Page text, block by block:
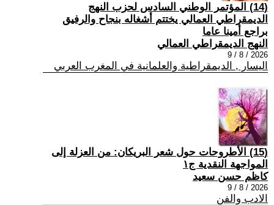
(14) المؤتمر الوطني السادس لحزب النهج
الديمقراطي العمالي يختتم أشغاله بنجاح والرفيق
براجع أمينا عاما
النهج الديمقراطي العمالي
2026 / 8 / 9
اليسار , الديمقراطية والعلمانية في المغرب العربي
(15) الأطروحات حول شعر البريكان: من العزلة إلى
المواجهة النقدية ج١
كاظم حسن سعيد
2026 / 8 / 9
الادب والفن